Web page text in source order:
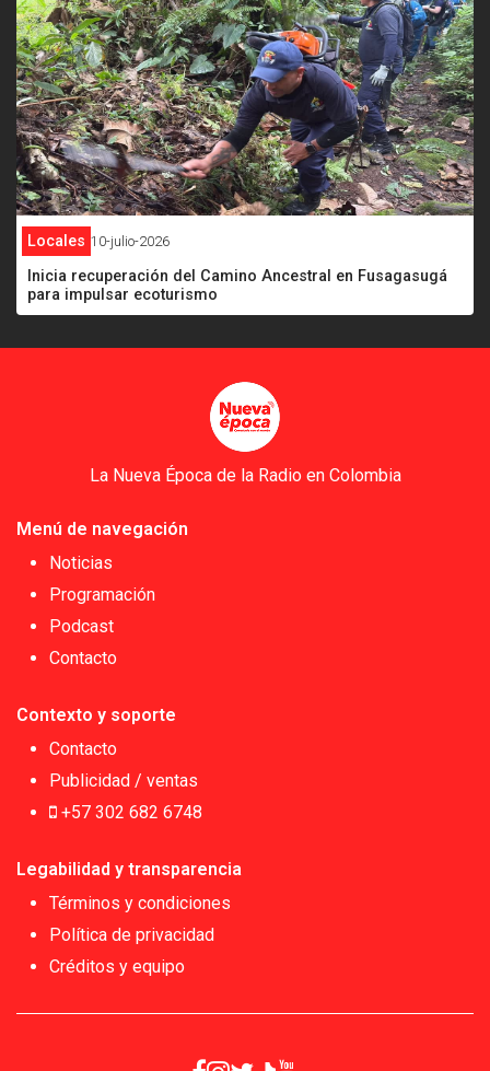
Locales 10-julio-2026
Inicia recuperación del Camino Ancestral en Fusagasugá
para impulsar ecoturismo
La Nueva Época de la Radio en Colombia
Menú de navegación
Noticias
Programación
Podcast
Contacto
Contexto y soporte
Contacto
Publicidad / ventas
+57 302 682 6748
Legabilidad y transparencia
Términos y condiciones
Política de privacidad
Créditos y equipo